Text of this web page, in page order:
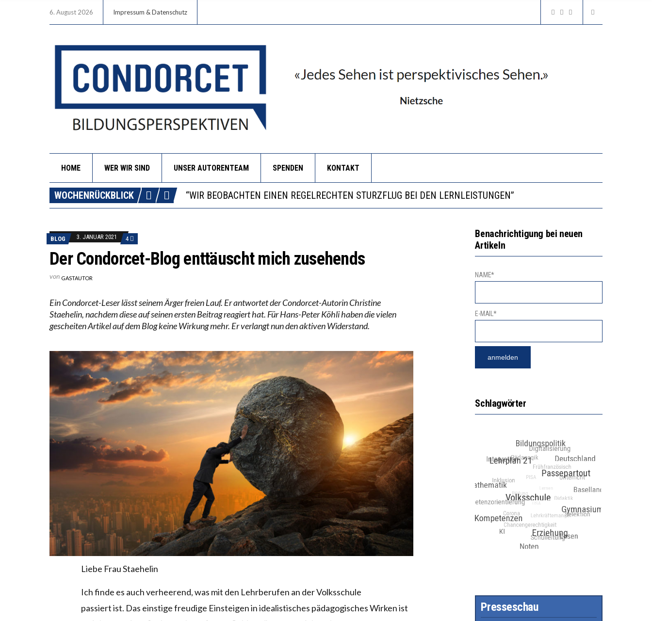
6. August 2026 Impressum & Datenschutz
HOME WER WIR SIND UNSER AUTORENTEAM SPENDEN KONTAKT
WOCHENRÜCKBLICK
ICH WILL MEHR EVIDENZ UND WILL WISSEN, WAS ALL DIE INVESTITIONEN BRINGEN
WORAUS WÄCHST, WAS KINDER TRÄGT
“WIR BEOBACHTEN EINEN REGELRECHTEN STURZFLUG BEI DEN LERNLEISTUNGEN”
DIE VERSTÄRKTE HARMONISIERUNG IM SCHULWESEN VERRINGERT DAS INNOVATIONSPOTENZIAL
ICH WILL MEHR EVIDENZ UND WILL WISSEN, WAS ALL DIE INVESTITIONEN BRINGEN
BLOG 3. JANUAR 2021 4
Der Condorcet-Blog enttäuscht mich zusehends
von GASTAUTOR
Ein Condorcet-Leser lässt seinem Ärger freien Lauf. Er antwortet der Condorcet-Autorin Christine
Staehelin, nachdem diese auf seinen ersten Beitrag reagiert hat. Für Hans-Peter Köhli haben die vielen
gescheiten Artikel auf dem Blog keine Wirkung mehr. Er verlangt nun den aktiven Widerstand.
Liebe Frau Staehelin
Ich finde es auch verheerend, was mit den Lehrberufen an der Volksschule
passiert ist. Das einstige freudige Einsteigen in idealistisches pädagogisches Wirken ist
Benachrichtigung bei neuen
Artikeln
NAME*
E-MAIL*
Schlagwörter
Presseschau